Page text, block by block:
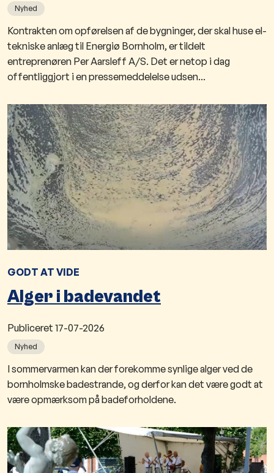
Nyhed
Kontrakten om opførelsen af de bygninger, der skal huse el-
tekniske anlæg til Energiø Bornholm, er tildelt
entreprenøren Per Aarsleff A/S. Det er netop i dag
offentliggjort i en pressemeddelelse udsen...
GODT AT VIDE
Alger i badevandet
Publiceret 17-07-2026
Nyhed
I sommervarmen kan der forekomme synlige alger ved de
bornholmske badestrande, og derfor kan det være godt at
være opmærksom på badeforholdene.